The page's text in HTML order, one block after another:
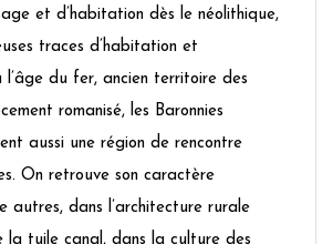
et d’habitation dès le néolithique,
traces d’habitation et
l’âge du fer, ancien territoire des
romanisé, les Baronnies
aussi une région de rencontre
On retrouve son caractère
autres, dans l’architecture rurale
la tuile canal, dans la culture des